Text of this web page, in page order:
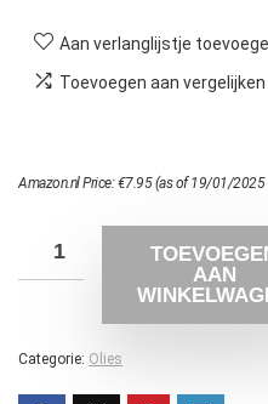
Aan verlanglijstje
Toevoegen aan vergelijken
Amazon.nl Price:€7.95(as of 19/01/2025
AAN
Categorie: Olies